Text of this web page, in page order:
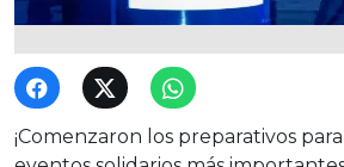
¡Comenzaron los preparativos